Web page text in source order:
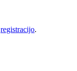
registracijo.